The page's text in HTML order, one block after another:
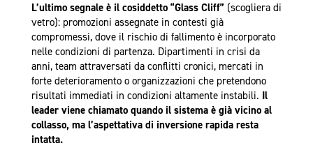
L’ultimo segnale è il cosiddetto “Glass Cliff” (scogliera di
vetro): promozioni assegnate in contesti già
compromessi, dove il rischio di fallimento è incorporato
nelle condizioni di partenza. Dipartimenti in crisi da
anni, team attraversati da conflitti cronici, mercati in
forte deterioramento o organizzazioni che pretendono
risultati immediati in condizioni altamente instabili. Il
leader viene chiamato quando il sistema è già vicino al
collasso, ma l’aspettativa di inversione rapida resta
intatta.